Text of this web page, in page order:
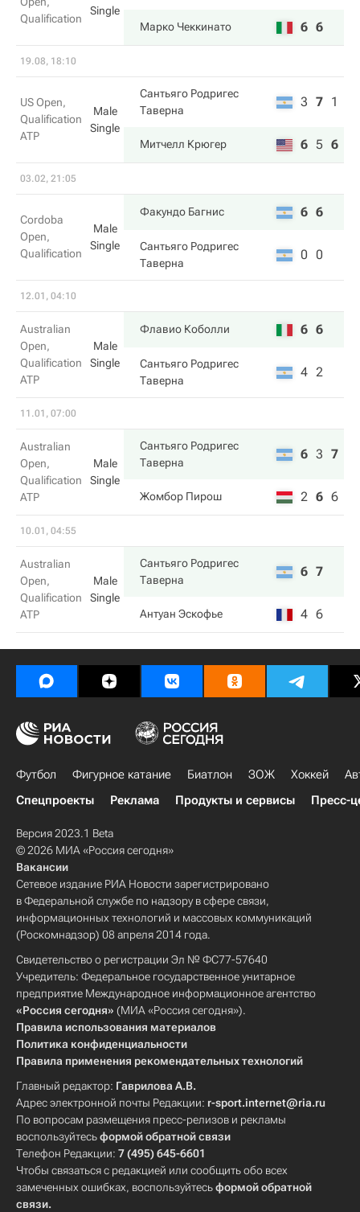
Qualification
Single
Марко Чеккинато 6 6
19.08, 18:10
US Open,
Qualification
ATP
Male
Single
Сантьяго Родригес
Таверна
3 7 1
Митчелл Крюгер 6 5 6
03.02, 21:05
Cordoba
Open,
Qualification
Male
Single
Факундо Багнис 6 6
Сантьяго Родригес
Таверна
0 0
12.01, 04:10
Australian
Open,
Qualification
ATP
Male
Single
Флавио Коболли 6 6
Сантьяго Родригес
Таверна
4 2
11.01, 07:00
Australian
Open,
Qualification
ATP
Male
Single
Сантьяго Родригес
Таверна
6 3 7
Жомбор Пирош 2 6 6
10.01, 04:55
Australian
Open,
Qualification
ATP
Male
Single
Сантьяго Родригес
Таверна
6 7
Антуан Эскофье 4 6
Футбол Фигурное катание Биатлон ЗОЖ Хоккей
Спецпроекты
Реклама Продукты и сервисы Пресс-
Версия 2023.1 Beta
© 2026 МИА «Россия сегодня»
Вакансии
Сетевое издание РИА Новости зарегистрировано
в Федеральной службе по надзору в сфере связи,
информационных технологий и массовых коммуникаций
(Роскомнадзор) 08 апреля 2014 года.
Свидетельство о регистрации Эл № ФС77-57640
Учредитель: Федеральное государственное унитарное
предприятие Международное информационное агентство
«Россия сегодня» (МИА «Россия сегодня»).
Правила использования материалов
Политика конфиденциальности
Правила применения рекомендательных технологий
Главный редактор: Гаврилова А.В.
Адрес электронной почты Редакции: r-sport.internet@ria.ru
По вопросам размещения пресс-релизов и рекламы
воспользуйтесьформой обратной связи
Телефон Редакции: 7 (495) 645-6601
Чтобы связаться с редакцией или сообщить обо всех
замеченных ошибках, воспользуйтесьформой обратной
связи.